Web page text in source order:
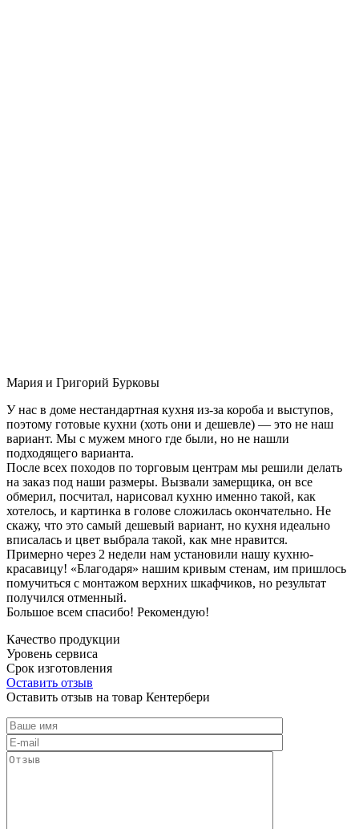
Мария и Григорий Бурковы
У нас в доме нестандартная кухня из-за короба и выступов,
поэтому готовые кухни (хоть они и дешевле) — это не наш
вариант. Мы с мужем много где были, но не нашли
подходящего варианта.
После всех походов по торговым центрам мы решили делать
на заказ под наши размеры. Вызвали замерщика, он все
обмерил, посчитал, нарисовал кухню именно такой, как
хотелось, и картинка в голове сложилась окончательно. Не
скажу, что это самый дешевый вариант, но кухня идеально
вписалась и цвет выбрала такой, как мне нравится.
Примерно через 2 недели нам установили нашу кухню-
красавицу! «Благодаря» нашим кривым стенам, им пришлось
помучиться с монтажом верхних шкафчиков, но результат
получился отменный.
Большое всем спасибо! Рекомендую!
Качество продукции
Уровень сервиса
Срок изготовления
Оставить отзыв
Оставить отзыв на товар Кентербери